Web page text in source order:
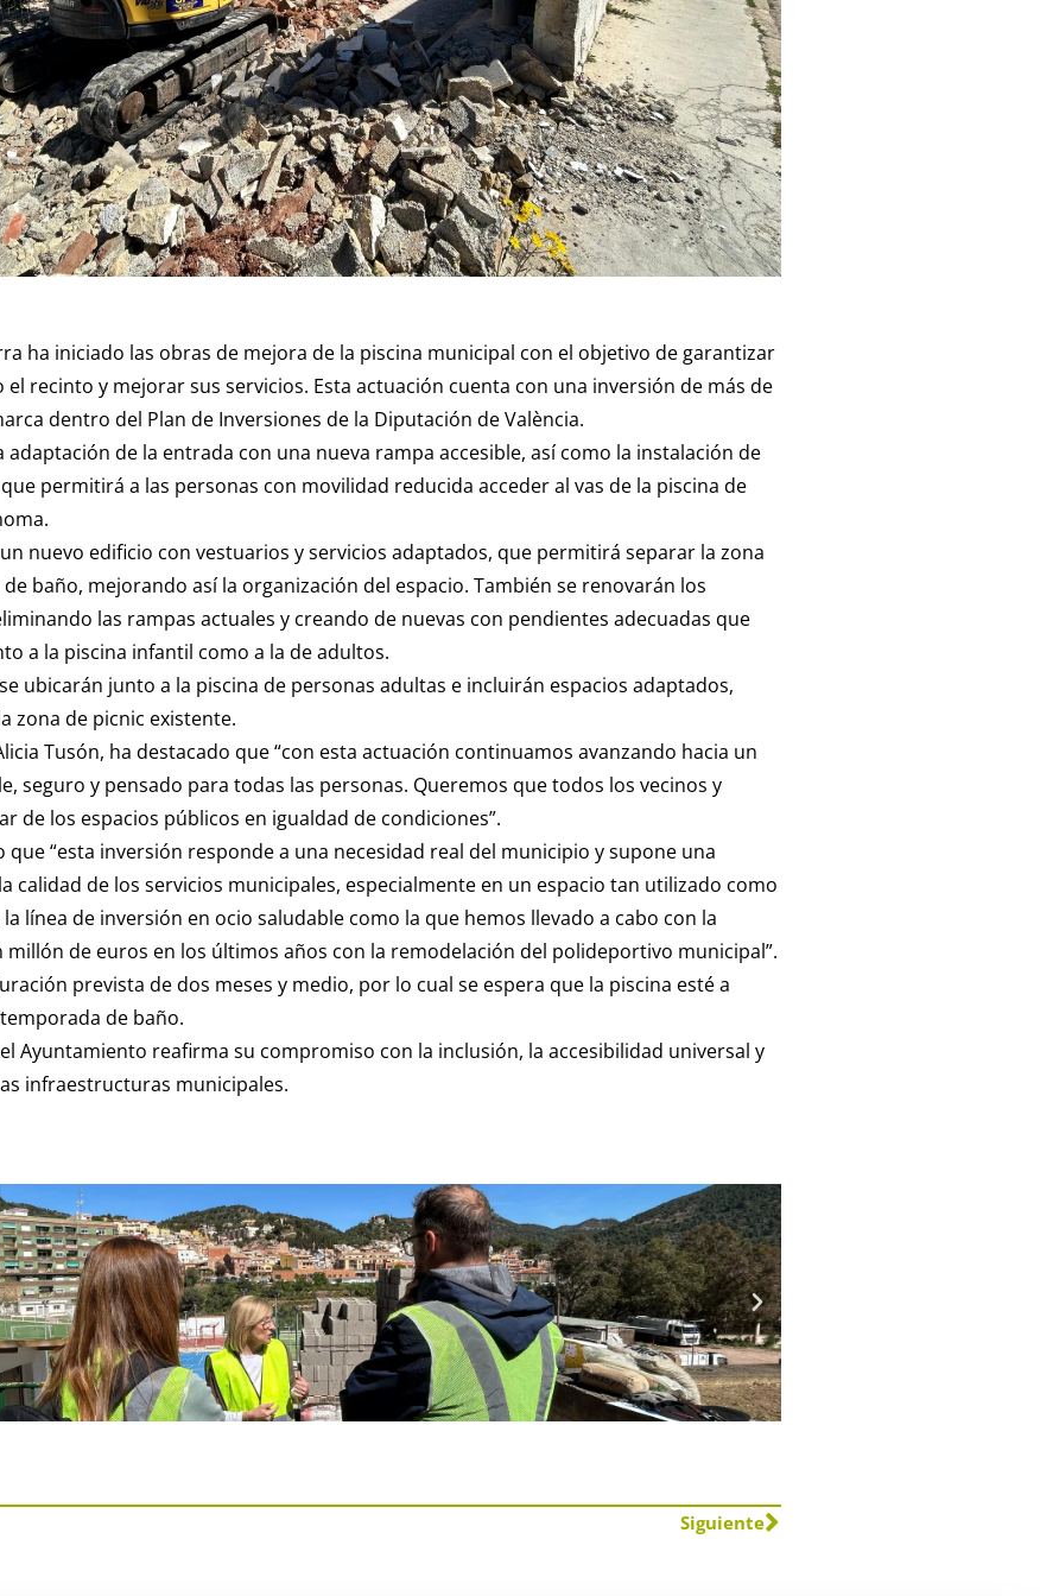
ha iniciado las obras de mejora de la piscina municipal con el objetivo de garantizar
el recinto y mejorar sus servicios. Esta actuación cuenta con una inversión de más de
dentro del Plan de Inversiones de la Diputación de València.
adaptación de la entrada con una nueva rampa accesible, así como la instalación de
permitirá a las personas con movilidad reducida acceder al vas de la piscina de
nuevo edificio con vestuarios y servicios adaptados, que permitirá separar la zona
baño, mejorando así la organización del espacio. También se renovarán los
las rampas actuales y creando de nuevas con pendientes adecuadas que
a la piscina infantil como a la de adultos.
ubicarán junto a la piscina de personas adultas e incluirán espacios adaptados,
zona de picnic existente.
Tusón, ha destacado que “con esta actuación continuamos avanzando hacia un
seguro y pensado para todas las personas. Queremos que todos los vecinos y
de los espacios públicos en igualdad de condiciones”.
que “esta inversión responde a una necesidad real del municipio y supone una
calidad de los servicios municipales, especialmente en un espacio tan utilizado como
la línea de inversión en ocio saludable como la que hemos llevado a cabo con la
millón de euros en los últimos años con la remodelación del polideportivo municipal”.
prevista de dos meses y medio, por lo cual se espera que la piscina esté a
de baño.
Ayuntamiento reafirma su compromiso con la inclusión, la accesibilidad universal y
infraestructuras municipales.
Siguiente